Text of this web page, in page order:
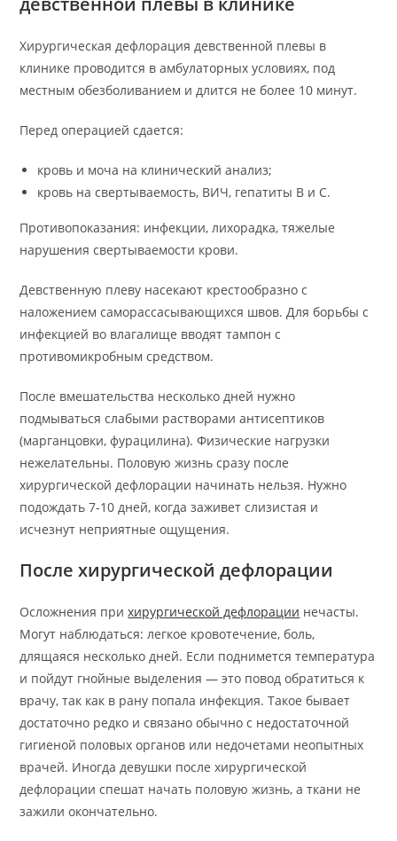
Хирургическая дефлорация девственной плевы в
клинике проводится в амбулаторных условиях, под
местным обезболиванием и длится не более 10 минут.
Перед операцией сдается:
кровь и моча на клинический анализ;
кровь на свертываемость, ВИЧ, гепатиты В и С.
Противопоказания: инфекции, лихорадка, тяжелые
нарушения свертываемости крови.
Девственную плеву насекают крестообразно с
наложением саморассасывающихся швов. Для борьбы с
инфекцией во влагалище вводят тампон с
противомикробным средством.
После вмешательства несколько дней нужно
подмываться слабыми растворами антисептиков
(марганцовки, фурацилина). Физические нагрузки
нежелательны. Половую жизнь сразу после
хирургической дефлорации начинать нельзя. Нужно
подождать 7-10 дней, когда заживет слизистая и
исчезнут неприятные ощущения.
После хирургической дефлорации
Осложнения прихирургической дефлорации нечасты.
Могут наблюдаться: легкое кровотечение, боль,
длящаяся несколько дней. Если поднимется температура
и пойдут гнойные выделения — это повод обратиться к
врачу, так как в рану попала инфекция. Такое бывает
достаточно редко и связано обычно с недостаточной
гигиеной половых органов или недочетами неопытных
врачей. Иногда девушки после хирургической
дефлорации спешат начать половую жизнь, а ткани не
зажили окончательно.